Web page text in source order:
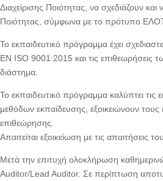
Διαχείρισης Ποιότητας, να σχεδιάζουν
Ποιότητας, σύμφωνα με το πρότυπο
Το εκπαιδευτικό πρόγραμμα έχει
EN ISO 9001:2015 και τις
διάστημα.
Το εκπαιδευτικό πρόγραμμα καλύπτει τις
μεθόδων εκπαίδευσης, εξοικειώνουν
επιθεώρησης.
Απαιτείται εξοικείωση με τις απαιτήσεις
Μετά την επιτυχή ολοκλήρωση
Auditor/Lead Auditor. Σε περίπτωση